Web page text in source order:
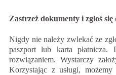
Zastrzeż dokumenty i zgłoś
Nigdy nie należy zwlekać ze
paszport lub karta
rozwiązaniem. Wystarczy
Korzystając z usługi,